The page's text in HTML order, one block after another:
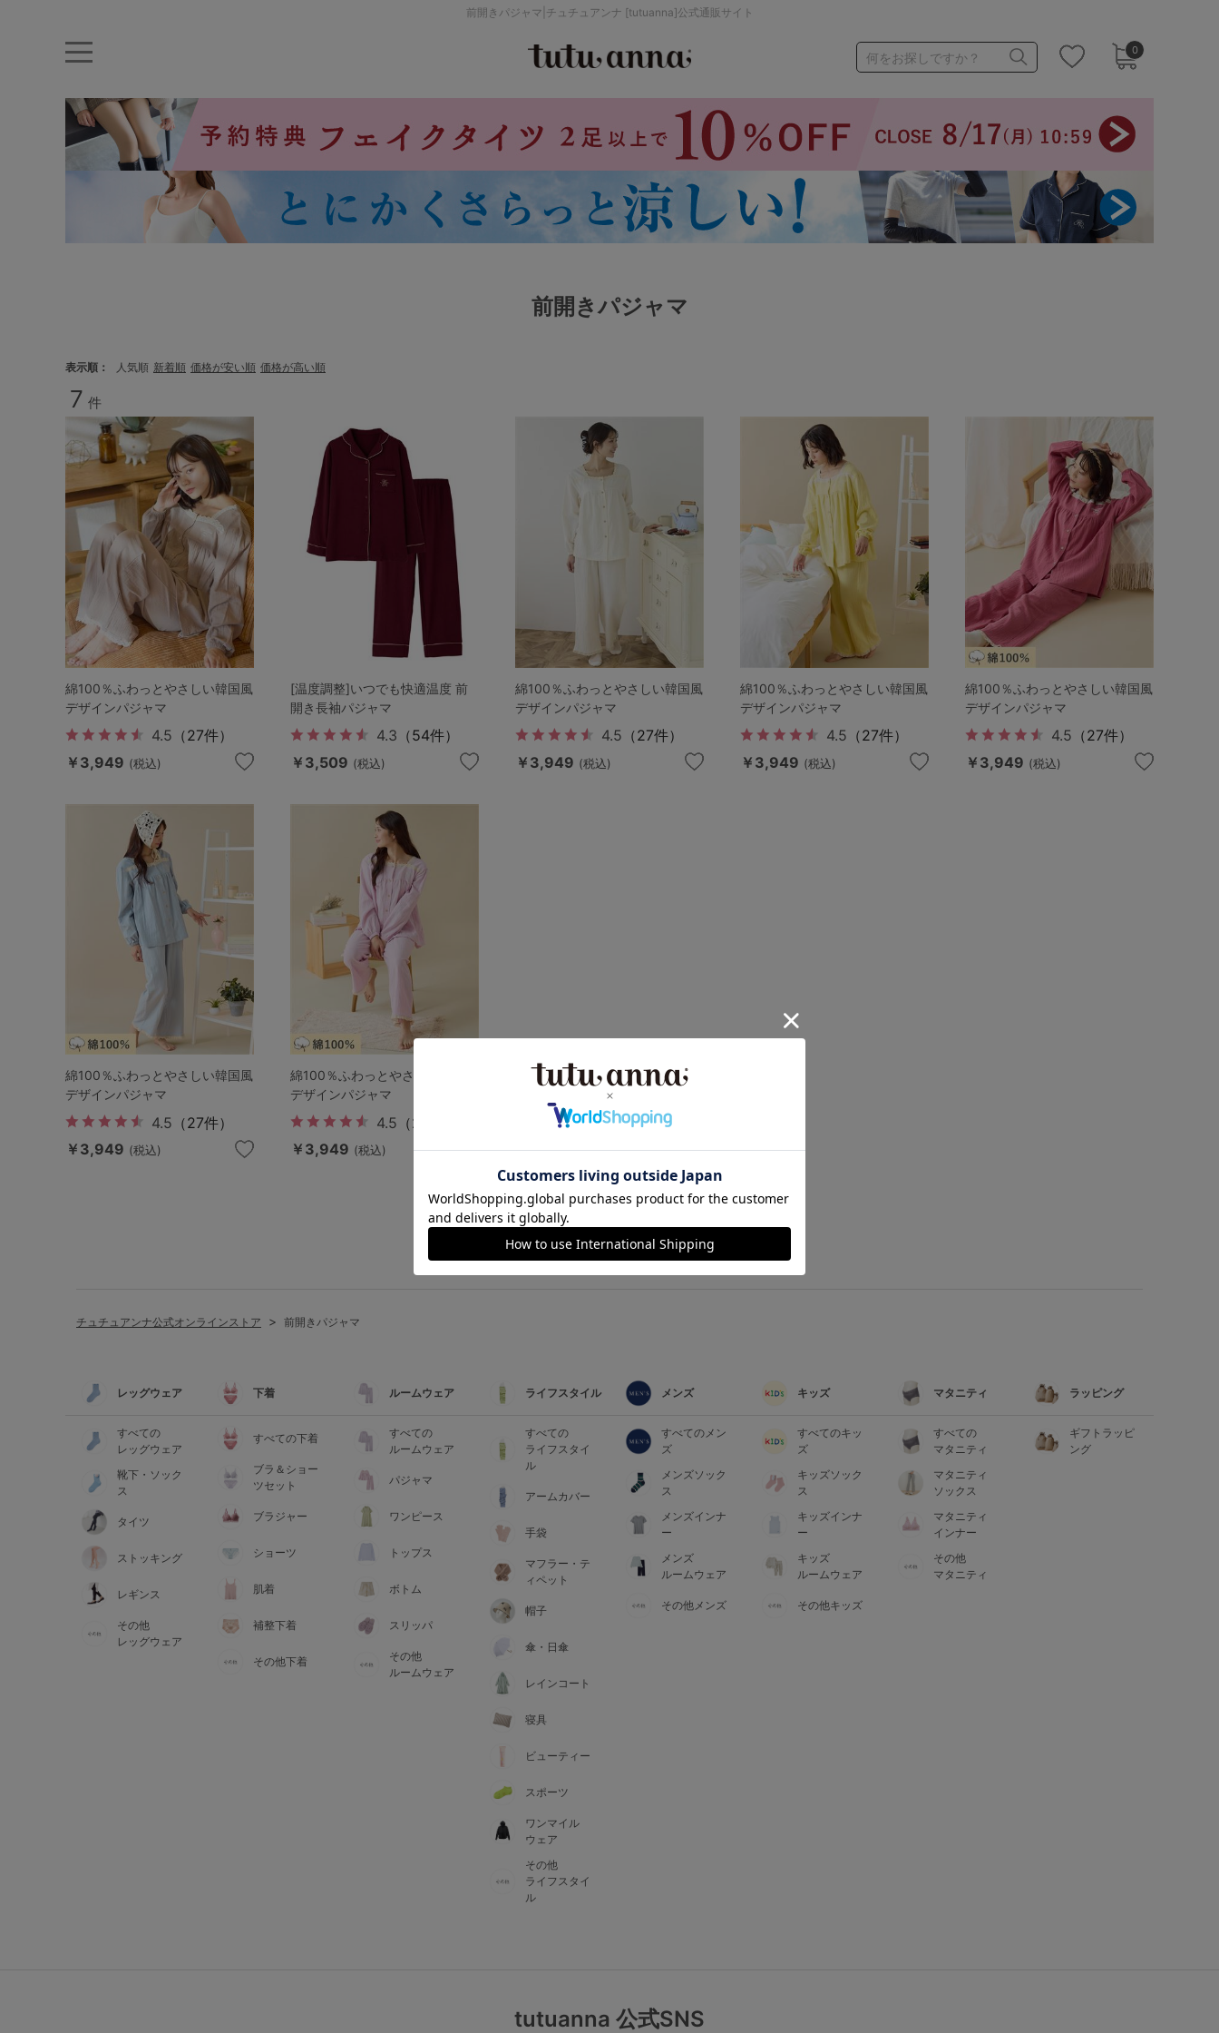
前開きパジャマ|チュチュアンナ [tutuanna]公式通販サイト
0
何をお探しですか？
ナイトブラ ノンワイヤー 特盛ブラ チューブトップ 折り畳み パジャマ
ストッキング
ルームウェア アームカバー
カテゴリから探す
ライフスタイル
メンズ
マタニティ
ギフトラッピング
SALE
サイズからブラを探す
A75
B65 B70 B75 B80
C80
D70 D80
E65 E70 E75 E80
F65 F75 F80
L-AB
LL-EF
価格帯から探す
～999円 1,000～1,999円
2,000～2,999円 3,000～3,999円
お気に入り
新着アイテム
ランキング
高評価レビューアイテム
WEB限定アイテム
検索を閉じる
前開きパジャマ
表示順 人気順 新着順 価格が安い順 価格が高い順
7 件
綿100％ふわっとやさしい韓国風
デザインパジャマ
4.5 （27件）
￥3,949 (税込)
[温度調整]いつでも快適温度 前
開き長袖パジャマ
4.3 （54件）
￥3,509 (税込)
綿100％ふわっとやさしい韓国風
デザインパジャマ
4.5 （27件）
￥3,949 (税込)
綿100％ふわっとやさしい韓国風
デザインパジャマ
4.5 （27件）
￥3,949 (税込)
綿100％ふわっとやさしい韓国風
デザインパジャマ
4.5 （27件）
￥3,949 (税込)
綿100％ふわっとやさしい韓国風
デザインパジャマ
4.5 （27件）
￥3,949 (税込)
綿100％ふわっとやさしい韓国風
デザインパジャマ
4.5 （27件）
￥3,949 (税込)
チュチュアンナ公式オンラインストア 前開きパジャマ
レッグウェア
すべての
レッグウェア
靴下・ソック
ス
タイツ
ストッキング
レギンス
その他
レッグウェア
下着
すべての下着
ブラ＆ショー
ツセット
ブラジャー
ショーツ
肌着
補整下着
その他下着
ルームウェア
すべての
ルームウェア
パジャマ
ワンピース
トップス
ボトム
スリッパ
その他
ルームウェア
ライフスタイル
すべての
ライフスタイ
ル
アームカバー
手袋
マフラー・テ
ィペット
帽子
傘・日傘
レインコート
寝具
ビューティー
スポーツ
ワンマイル
ウェア
その他
ライフスタイ
ル
メンズ
すべてのメン
ズ
メンズソック
ス
メンズインナ
ー
メンズ
ルームウェア
その他メンズ
キッズ
すべてのキッ
ズ
キッズソック
ス
キッズインナ
ー
キッズ
ルームウェア
その他キッズ
マタニティ
すべての
マタニティ
マタニティ
ソックス
マタニティ
インナー
その他
マタニティ
ラッピング
ギフトラッピ
ング
tutuanna 公式SNS